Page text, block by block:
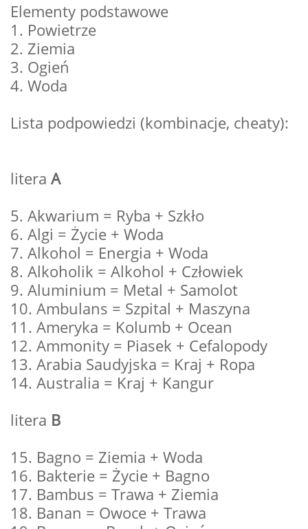
Elementy podstawowe
1. Powietrze
2. Ziemia
3. Ogień
4. Woda
Lista podpowiedzi (kombinacje, cheaty):
litera A
5. Akwarium = Ryba + Szkło
6. Algi = Życie + Woda
7. Alkohol = Energia + Woda
8. Alkoholik = Alkohol + Człowiek
9. Aluminium = Metal + Samolot
10. Ambulans = Szpital + Maszyna
11. Ameryka = Kolumb + Ocean
12. Ammonity = Piasek + Cefalopody
13. Arabia Saudyjska = Kraj + Ropa
14. Australia = Kraj + Kangur
litera B
15. Bagno = Ziemia + Woda
16. Bakterie = Życie + Bagno
17. Bambus = Trawa + Ziemia
18. Banan = Owoce + Trawa